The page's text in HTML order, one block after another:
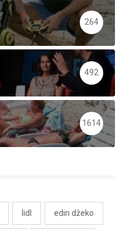
264
492
1614
lidl edin džeko